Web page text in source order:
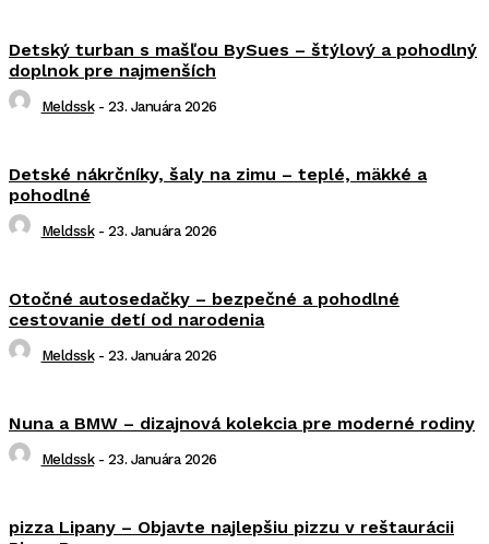
Detský turban s mašľou BySues – štýlový a pohodlný
doplnok pre najmenších
Meldssk - 23. Januára 2026
Detské nákrčníky, šaly na zimu – teplé, mäkké a
pohodlné
Meldssk - 23. Januára 2026
Otočné autosedačky – bezpečné a pohodlné
cestovanie detí od narodenia
Meldssk - 23. Januára 2026
Nuna a BMW – dizajnová kolekcia pre moderné rodiny
Meldssk - 23. Januára 2026
pizza Lipany – Objavte najlepšiu pizzu v reštaurácii